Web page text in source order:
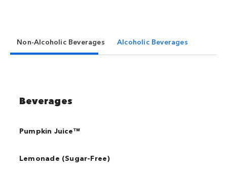
Non-Alcoholic Beverages Alcoholic Beverages
Beverages
Pumpkin Juice™
Lemonade (Sugar-Free)